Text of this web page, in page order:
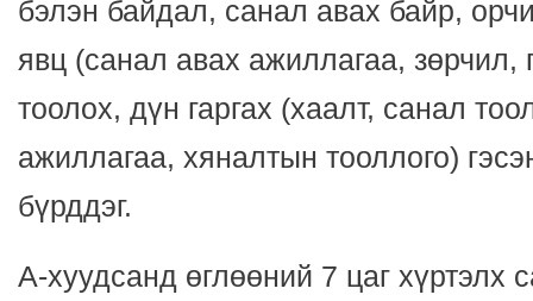
бэлэн байдал, санал авах байр,
явц (санал авах ажиллагаа,
тоолох, дүн гаргах (хаалт, санал
ажиллагаа, хяналтын тооллого)
бүрддэг.
А-хуудсанд өглөөний 7 цаг хүртэлх